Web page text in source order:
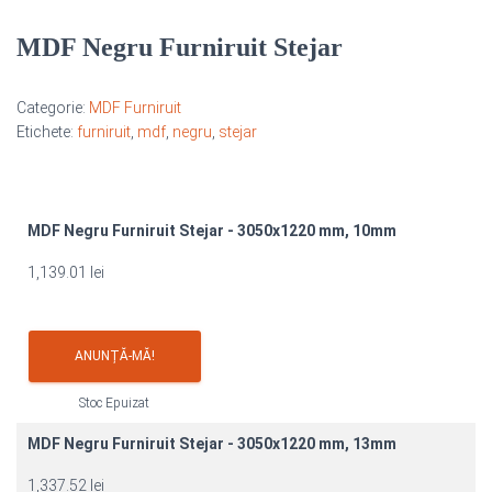
MDF Negru Furniruit Stejar
Categorie: MDF Furniruit
Etichete: furniruit mdf negru stejar
MDF Negru Furniruit Stejar - 3050x1220 mm, 10mm
1,139.01 lei
ANUNȚĂ-MĂ!
Stoc Epuizat
MDF Negru Furniruit Stejar - 3050x1220 mm, 13mm
1,337.52 lei